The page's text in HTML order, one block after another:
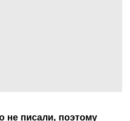
не писали, поэтому